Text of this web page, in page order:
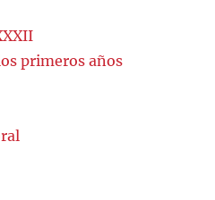
primeros años